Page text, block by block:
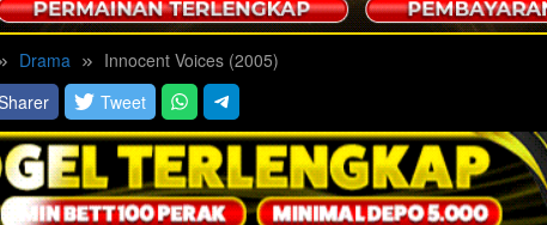
Drama
Innocent Voices (2005)
Tweet